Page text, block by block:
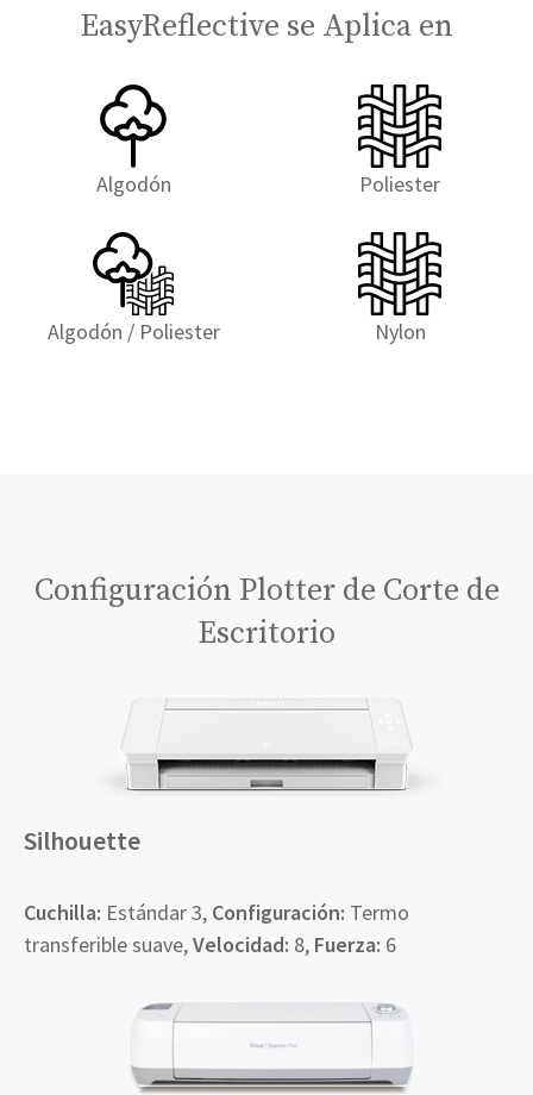
EasyReflective se Aplica en
Algodón Poliester
Algodón / Poliester Nylon
Configuración Plotter de Corte de
Escritorio
Silhouette
Cuchilla: Estándar 3, Configuración: Termo
transferible suave,Velocidad: 8, Fuerza: 6